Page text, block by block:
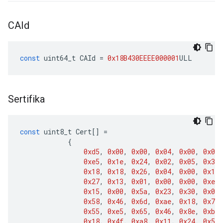
CAId
const uint64_t CAId = 0x18B430EEEE000001ULL
Sertifika
const uint8_t Cert[]
=
{
0xd5, 0x00, 0x00, 0x04, 0x00, 0x01
0xe5, 0x1e, 0x24, 0x02, 0x05, 0x37
0x18, 0x18, 0x26, 0x04, 0x00, 0x11
0x27, 0x13, 0x01 , 0x00, 0x00, 0xee
0x15, 0x00, 0x5a, 0x23, 0x30, 0x0a
0x58, 0x46, 0x6d, 0xae, 0x18, 0x72
0x55, 0xe5, 0x65, 0x46, 0x8e, 0xba